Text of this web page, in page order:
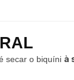
secar o biquíni à